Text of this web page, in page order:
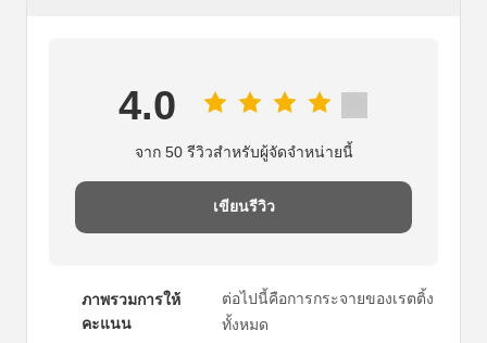
4.0
จาก 50 รีวิวสําหรับผู้จัดจําหน่ายนี้
เขียนรีวิว
ภาพรวมการให้
คะแนน
ต่อไปนี้คือการกระจายของเรตติ้ง
ทั้งหมด